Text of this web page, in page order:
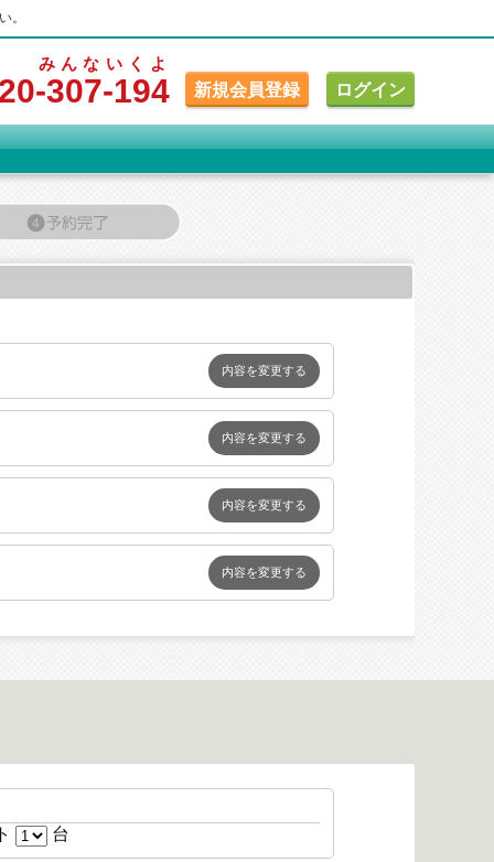
。
-307
みんな
-194
いくよ
新規会員登録
ログイン
内容を変更する
内容を変更する
内容を変更する
内容を変更する
台